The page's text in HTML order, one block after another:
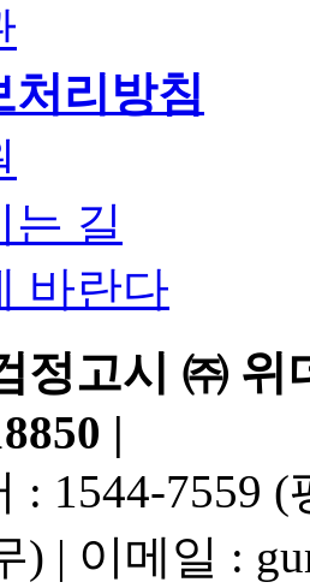
처리방침
는 길
바란다
정고시 ㈜ 위
|
: 1544-7559
) | 이메일 :